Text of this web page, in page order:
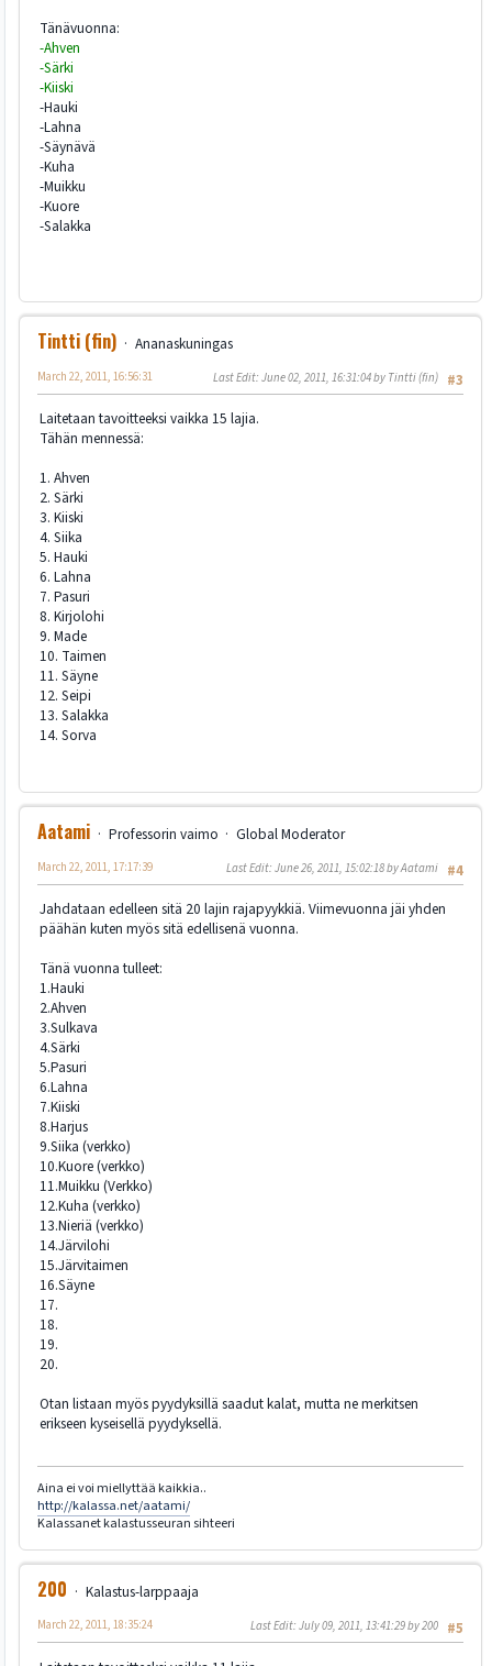
Tänävuonna:
-Ahven
-Särki
-Kiiski
-Hauki
-Lahna
-Säynävä
-Kuha
-Muikku
-Kuore
-Salakka
Tintti (fin)
Ananaskuningas
#3
March 22, 2011, 16:56:31 Last Edit: June 02, 2011, 16:31:04 by Tintti (fin)
Laitetaan tavoitteeksi vaikka 15 lajia.
Tähän mennessä:
1. Ahven
2. Särki
3. Kiiski
4. Siika
5. Hauki
6. Lahna
7. Pasuri
8. Kirjolohi
9. Made
10. Taimen
11. Säyne
12. Seipi
13. Salakka
14. Sorva
Aatami Professorin vaimo
Global Moderator
#4
March 22, 2011, 17:17:39 Last Edit: June 26, 2011, 15:02:18 by Aatami
Jahdataan edelleen sitä 20 lajin rajapyykkiä. Viimevuonna jäi yhden
päähän kuten myös sitä edellisenä vuonna.
Tänä vuonna tulleet:
1.Hauki
2.Ahven
3.Sulkava
4.Särki
5.Pasuri
6.Lahna
7.Kiiski
8.Harjus
9.Siika (verkko)
10.Kuore (verkko)
11.Muikku (Verkko)
12.Kuha (verkko)
13.Nieriä (verkko)
14.Järvilohi
15.Järvitaimen
16.Säyne
17.
18.
19.
20.
Otan listaan myös pyydyksillä saadut kalat, mutta ne merkitsen
erikseen kyseisellä pyydyksellä.
Aina ei voi miellyttää kaikkia..
http://kalassa.net/aatami/
Kalassanet kalastusseuran sihteeri
200
Kalastus-larppaaja
#5
March 22, 2011, 18:35:24 Last Edit: July 09, 2011, 13:41:29 by 200